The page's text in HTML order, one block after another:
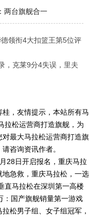
两台旗舰合一
领衔4大扣篮王第5位评
，克莱9分4失误，里夫
，友情提示，本站所有马
拉松运营商打造旗舰，为
最大马拉松运营商打造旗
咨询资讯作者。
28日开启报名，重庆马拉
急救，重庆马拉松，一选
直马拉松在深圳第一高楼
：国产旗舰销量第一游戏
松男子组、女子组冠军，